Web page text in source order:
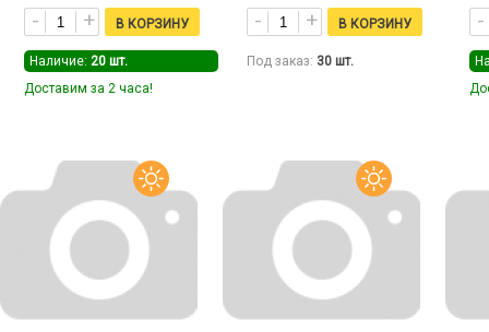
Наличие: 20 шт.
Доставим за 2 часа!
Под заказ: 30 шт.